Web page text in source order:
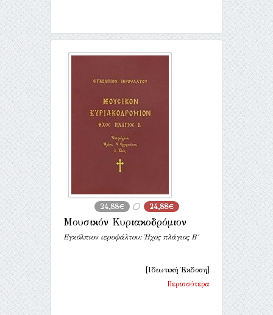
24,88€ 24,88€
Μουσικόν Κυριακοδρόμιον
Εγκόλπιον ιεροψάλτου: Ήχος πλάγιος Β΄
[Ιδιωτική Έκδοση]
Περισσότερα